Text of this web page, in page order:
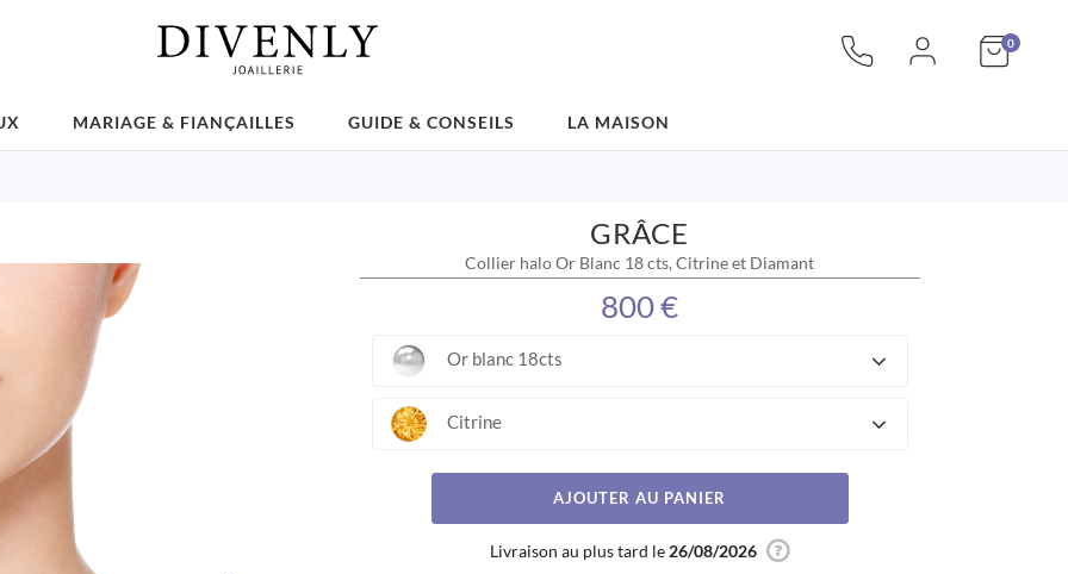
Mon
0articles
MARIAGE & FIANÇAILLES GUIDE & CONSEILS LA MAISON
GRÂCE
Collier halo Or Blanc 18 cts, Citrine et Diamant
800 €
Or blanc 18cts
Citrine
AJOUTER AU PANIER
Livraison au plus tard le 26/08/2026